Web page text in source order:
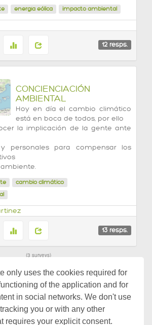
only uses the cookies required for
of the application and for
in social networks. We don't use
you or with any other
requires your explicit consent.
energía eólica impacto ambiental
12 resps.
CONCIENCIACIÓN
AMBIENTAL
Hoy en día el cambio climático
está en boca de todos, por ello
la implicación de la gente ante
y personales para compensar los
cambio climático
13 resps.
3 surveys